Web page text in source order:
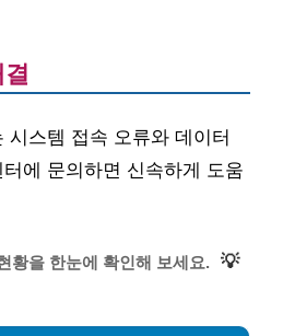
시스템 접속 오류와 데이터
에 문의하면 신속하게 도움
황을 한눈에 확인해 보세요. 💡